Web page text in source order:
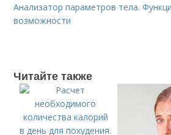
Анализатор параметров тела.
возможности
Читайте также